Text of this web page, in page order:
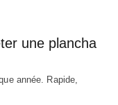
une plancha
année. Rapide,